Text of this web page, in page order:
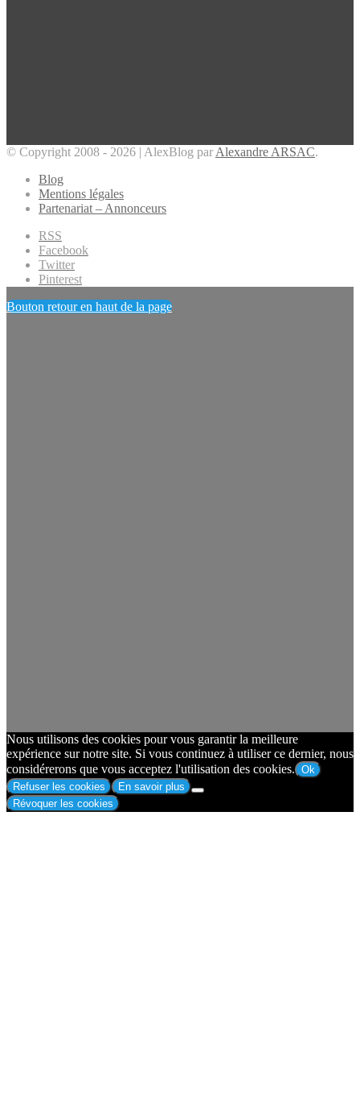
© Copyright 2008 - 2026 | AlexBlog par Alexandre ARSAC.
Blog
Mentions légales
Partenariat – Annonceurs
RSS
Facebook
Twitter
Pinterest
Bouton retour en haut de la page
Nous utilisons des cookies pour vous garantir la meilleure
expérience sur notre site. Si vous continuez à utiliser ce dernier, nous
considérerons que vous acceptez l'utilisation des cookies. Ok
Refuser les cookies
En savoir plus
Révoquer les cookies